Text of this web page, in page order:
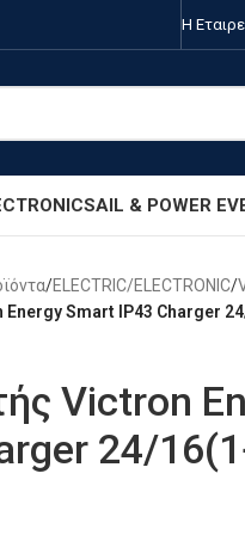
Η
SAIL & POWER
/ELECTRIC/ELECTRONIC/
Smart IP43 Charger
Victron
24/